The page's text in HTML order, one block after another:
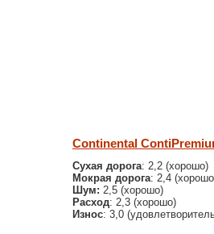
Continental
Сухая дорога: 2,2 (хорошо)
Мокрая дорога: 2,4
Шум: 2,5 (хорошо)
Расход: 2,3 (хорошо)
Износ: 3,0